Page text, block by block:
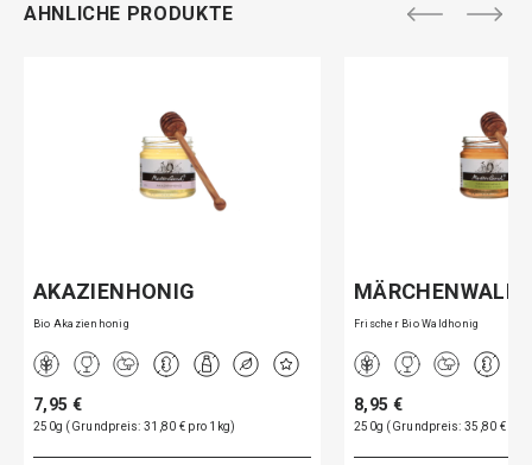
AHNLICHE PRODUKTE
AKAZIENHONIG
Bio Akazienhonig
7,95 €
250g (Grundpreis: 31,80 € pro 1kg)
MÄRCHENWALD
Frischer Bio Waldhonig
8,95 €
250g (Grundpreis: 35,80 € pro